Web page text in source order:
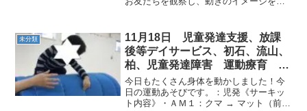
害 放デイ 自閉症 ADHD ア
み、ピタッと止まります🐻足を使って大
きくじゃんけんできまし...
未分類
11月18日 児童発達支援、放課
後等デイサービス、初石、流山、
柏、児童発達障害 運動療育 柳
沢運動プログラム こども発達気
になる 発達障害 放デ
今日もたくさん身体を動かしました！今
日の運動あそびです。：児発《サーキッ
ト内容》・ＡＭ１：クマ → マット（前